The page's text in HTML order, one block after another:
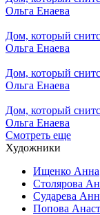
Ольга Енаева
Дом, который
Ольга Енаева
Дом, который
Ольга Енаева
Дом, который
Ольга Енаева
Смотреть еще
Художники
Ищенко Анна
Столярова
Сударева
Попова